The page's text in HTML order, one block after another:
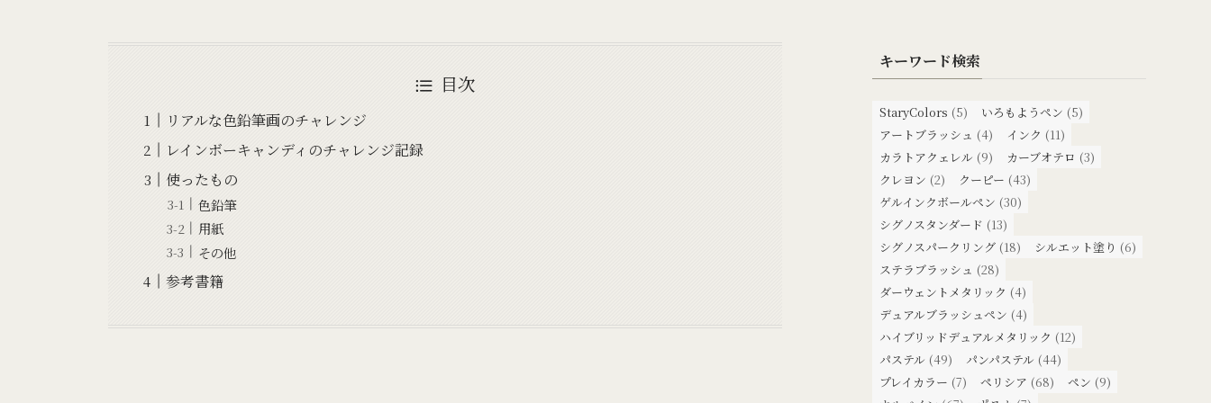
目次
リアルな色鉛筆画のチャレンジ
レインボーキャンディのチャレンジ記録
使ったもの
色鉛筆
用紙
その他
参考書籍
キーワード検索
StaryColors (5) いろもようペン (5)
アートブラッシュ (4) インク (11)
カラトアクェレル (9) カーブオテロ (3)
クレヨン (2) クーピー (43)
ゲルインクボールペン (30)
シグノスタンダード (13)
シグノスパークリング (18) シルエット塗り (6)
ステラブラッシュ (28)
ダーウェントメタリック (4)
デュアルブラッシュペン (4)
ハイブリッドデュアルメタリック (12)
パステル (49) パンパステル (44)
プレイカラー (7) ペリシア (68) ペン (9)